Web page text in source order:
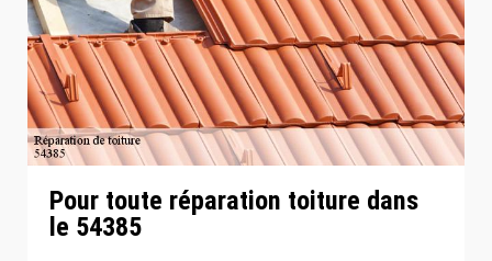
Pour toute réparation toiture dans
le 54385